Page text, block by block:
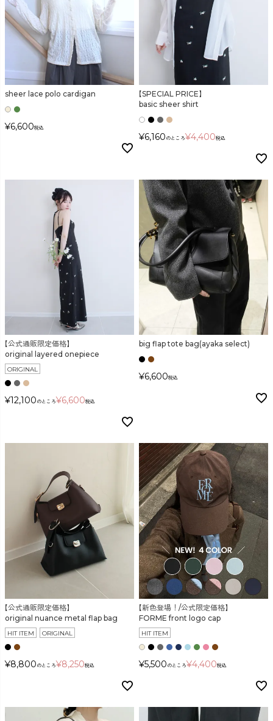
sheer lace polo cardigan
¥6,600税込
【SPECIAL PRICE】
basic sheer shirt
¥6,160 のところ¥4,400税込
【公式通販限定価格】
original layered onepiece
ORIGINAL
¥12,100 のところ¥6,600税込
big flap tote bag(ayaka select)
¥6,600税込
【公式通販限定価格】
original nuance metal flap bag
HIT ITEM ORIGINAL
¥8,800 のところ¥8,250税込
【新色登場！/公式限定価格】
FORME front logo cap
HIT ITEM
¥5,500 のところ¥4,400税込